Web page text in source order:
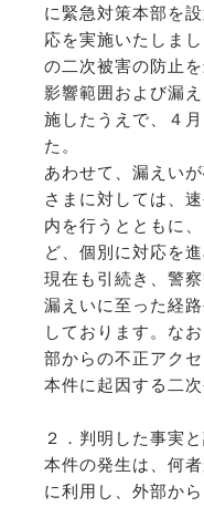
に緊急対策本部を
応を実施いたしま
の二次被害の防止
影響範囲および漏
施したうえで、４
た。
あわせて、漏えい
さまに対しては、
内を行うとともに
ど、個別に対応を
現在も引続き、警
漏えいに至った経
しております。な
部からの不正アク
本件に起因する二
２．判明した事実
本件の発生は、何
に利用し、外部か